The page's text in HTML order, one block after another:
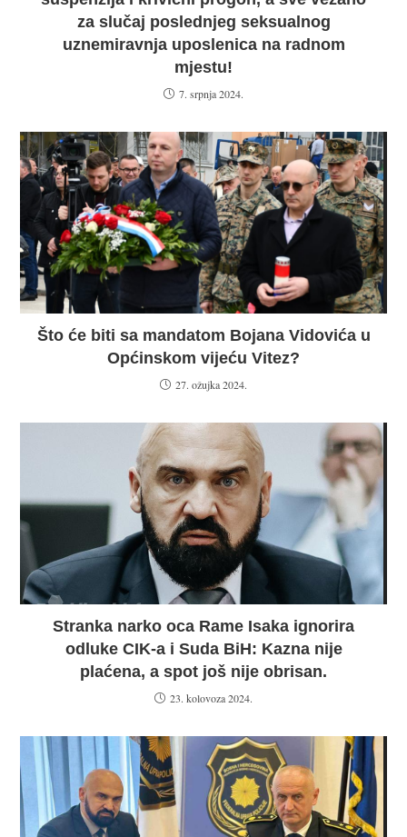
za slučaj poslednjeg seksualnog
uznemiravnja uposlenica na radnom
mjestu!
7. srpnja 2024.
Što će biti sa mandatom Bojana Vidovića u
Općinskom vijeću Vitez?
27. ožujka 2024.
Stranka narko oca Rame Isaka ignorira
odluke CIK-a i Suda BiH: Kazna nije
plaćena, a spot još nije obrisan.
23. kolovoza 2024.